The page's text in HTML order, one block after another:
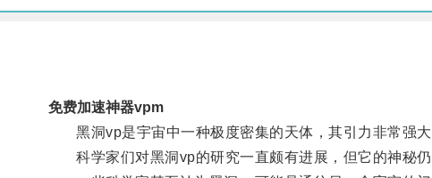
免费加速神器vpm
黑洞vp是宇宙中一种极度密集的天体，其引力非常强大
科学家们对黑洞vp的研究一直颇有进展，但它的神秘仍